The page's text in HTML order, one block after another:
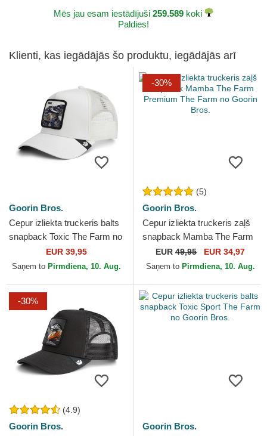
Mēs jau esam iestādījuši 259.589 koki
Paldies!
Klienti, kas iegādājās šo produktu, iegādājās arī
Goorin Bros.
Cepur izliekta truckeris balts
snapback Toxic The Farm no
Goorin Bros.EUR 39,95
Saņem to Pirmdiena, 10. Aug.
-30%
(5)
Goorin Bros.
Cepur izliekta truckeris zaļš
snapback Mamba The Farm
Premium The Farm no
Goorin Bros.
EUR 49,95 EUR 34,97
Saņem to Pirmdiena, 10. Aug.
-30%
(4.9)
Goorin Bros. Goorin Bros.